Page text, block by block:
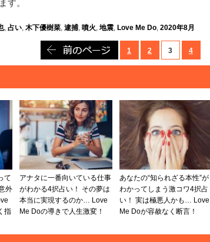
す。
, 占い, 木下優樹菜, 逮捕, 噴火, 地震, Love Me Do, 2020年8月
前のページ
1
2 3 4
て
外
指
アナタに一番向いている仕事
がわかる4択占い！ その夢は
本当に実現するのか… Love
Me Doの導きで人生激変！
あなたの“知られざる本性”が
わかってしまう激コワ4択占
い！ 実は極悪人かも… Love
Me Doが容赦なく断言！